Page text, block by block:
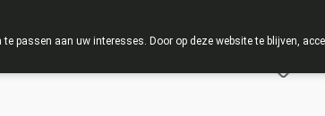
passen aan uw interesses. Door op deze website te blijven,